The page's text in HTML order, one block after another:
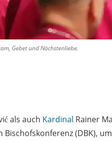
Gebet und Nächstenliebe.
als auch Kardinal Rainer
(DBK),